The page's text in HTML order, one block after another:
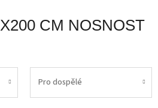
CM NOSNOST
Pro dospělé